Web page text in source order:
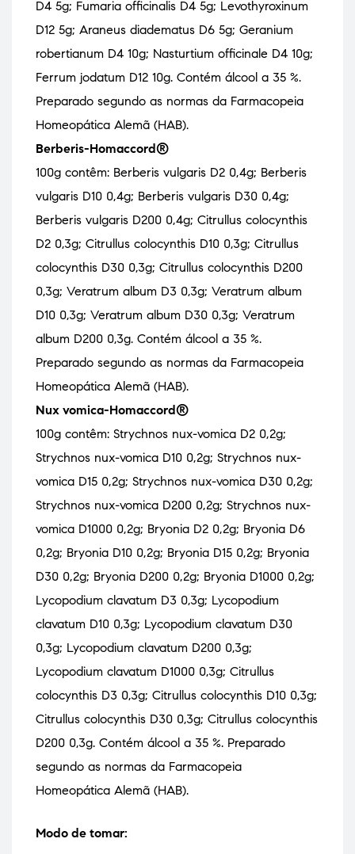
D4 5g; Fumaria officinalis D4 5g; Levothyroxinum
D12 5g; Araneus diadematus D6 5g; Geranium
robertianum D4 10g; Nasturtium officinale D4 10g;
Ferrum jodatum D12 10g. Contém álcool a 35 %.
Preparado segundo as normas da Farmacopeia
Homeopática Alemã (HAB).
Berberis-Homaccord®
100g contêm: Berberis vulgaris D2 0,4g; Berberis
vulgaris D10 0,4g; Berberis vulgaris D30 0,4g;
Berberis vulgaris D200 0,4g; Citrullus colocynthis
D2 0,3g; Citrullus colocynthis D10 0,3g; Citrullus
colocynthis D30 0,3g; Citrullus colocynthis D200
0,3g; Veratrum album D3 0,3g; Veratrum album
D10 0,3g; Veratrum album D30 0,3g; Veratrum
album D200 0,3g. Contém álcool a 35 %.
Preparado segundo as normas da Farmacopeia
Homeopática Alemã (HAB).
Nux vomica-Homaccord®
100g contêm: Strychnos nux-vomica D2 0,2g;
Strychnos nux-vomica D10 0,2g; Strychnos nux-
vomica D15 0,2g; Strychnos nux-vomica D30 0,2g;
Strychnos nux-vomica D200 0,2g; Strychnos nux-
vomica D1000 0,2g; Bryonia D2 0,2g; Bryonia D6
0,2g; Bryonia D10 0,2g; Bryonia D15 0,2g; Bryonia
D30 0,2g; Bryonia D200 0,2g; Bryonia D1000 0,2g;
Lycopodium clavatum D3 0,3g; Lycopodium
clavatum D10 0,3g; Lycopodium clavatum D30
0,3g; Lycopodium clavatum D200 0,3g;
Lycopodium clavatum D1000 0,3g; Citrullus
colocynthis D3 0,3g; Citrullus colocynthis D10 0,3g;
Citrullus colocynthis D30 0,3g; Citrullus colocynthis
D200 0,3g. Contém álcool a 35 %. Preparado
segundo as normas da Farmacopeia
Homeopática Alemã (HAB).
Modo de tomar: